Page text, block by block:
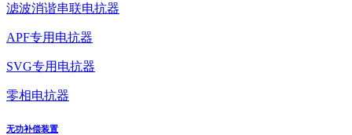
滤波消谐串联电抗器
APF专用电抗器
SVG专用电抗器
零相电抗器
无功补偿装置